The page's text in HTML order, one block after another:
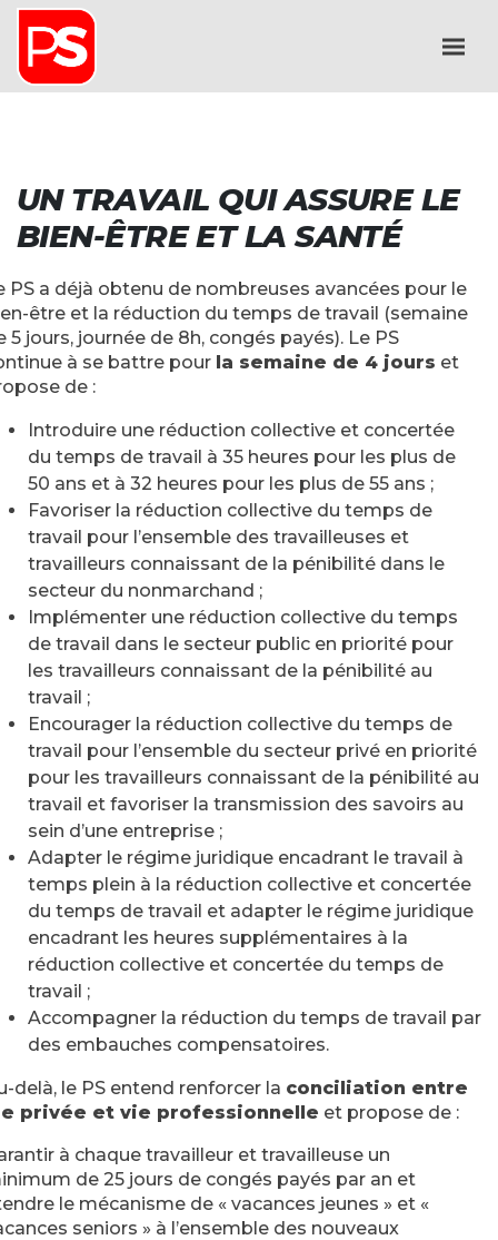
UN TRAVAIL QUI ASSURE LE
BIEN-ÊTRE ET LA SANTÉ
PS a déjà obtenu de nombreuses avancées pour le
être et la réduction du temps de travail (semaine
5 jours, journée de 8h, congés payés). Le PS
à se battre pour la semaine de 4 jours et
de :
Introduire une réduction collective et concertée
du temps de travail à 35 heures pour les plus de
50 ans et à 32 heures pour les plus de 55 ans ;
Favoriser la réduction collective du temps de
travail pour l’ensemble des travailleuses et
travailleurs connaissant de la pénibilité dans le
secteur du nonmarchand ;
Implémenter une réduction collective du temps
de travail dans le secteur public en priorité pour
les travailleurs connaissant de la pénibilité au
travail ;
Encourager la réduction collective du temps de
travail pour l’ensemble du secteur privé en priorité
pour les travailleurs connaissant de la pénibilité au
travail et favoriser la transmission des savoirs au
sein d’une entreprise ;
Adapter le régime juridique encadrant le travail à
temps plein à la réduction collective et concertée
du temps de travail et adapter le régime juridique
encadrant les heures supplémentaires à la
réduction collective et concertée du temps de
travail ;
Accompagner la réduction du temps de travail par
des embauches compensatoires.
delà, le PS entend renforcer la conciliation entre
privée et vie professionnelle et propose de :
à chaque travailleur et travailleuse un
de 25 jours de congés payés par an et
le mécanisme de « vacances jeunes » et «
seniors » à l’ensemble des nouveaux